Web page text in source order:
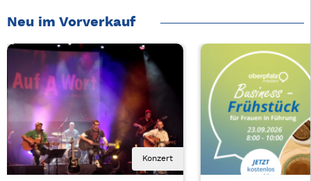
Neu im Vorverkauf
Konzert